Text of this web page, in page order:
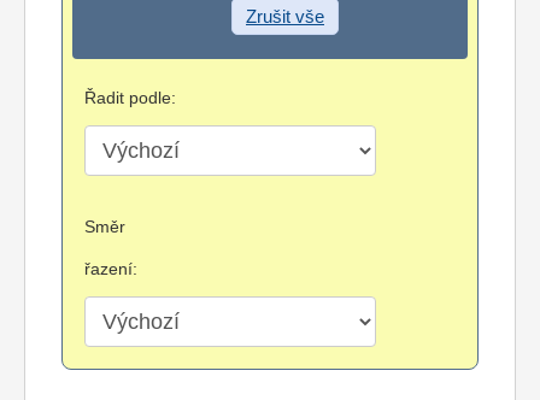
Zrušit vše
Řadit podle:
Směr
řazení: